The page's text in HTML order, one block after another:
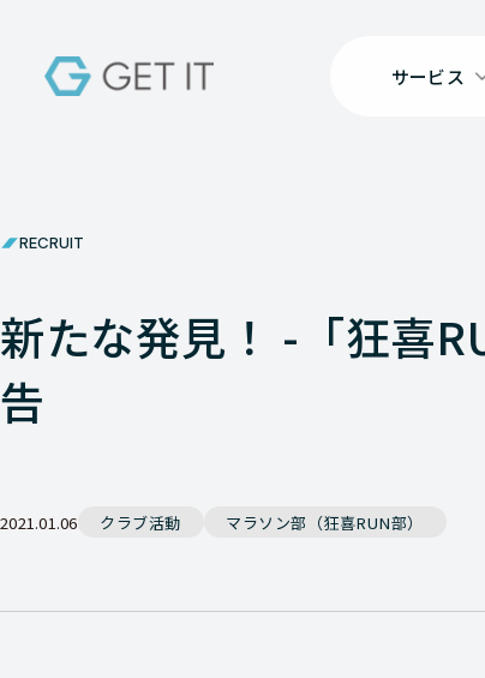
サービス
RECRUIT
新たな発見！ -「狂喜
告
2021.01.06 クラブ活動 マラソン部（狂喜RUN部）